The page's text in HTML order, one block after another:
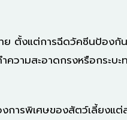
ตั้งแต่การฉีดวัคซีนป้องกั
วามสะอาดกรงหรือกระบ
ารพิเศษของสัตว์เลี้ยงแ